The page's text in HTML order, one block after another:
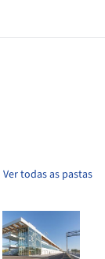
Ver todas as pastas